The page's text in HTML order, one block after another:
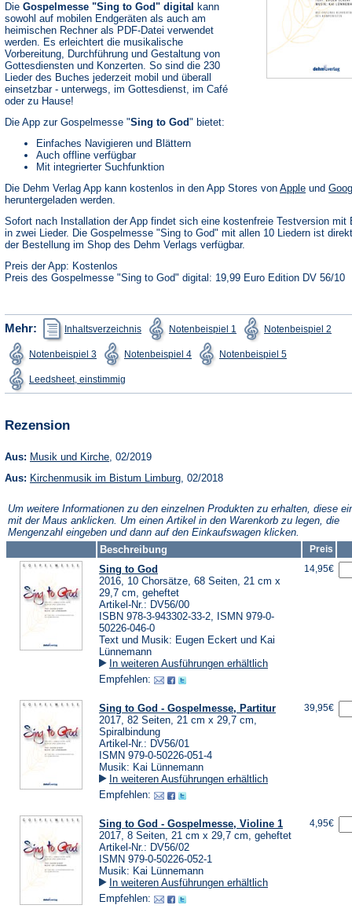
Die Gospelmesse "Sing to God" digital kann
sowohl auf mobilen Endgeräten als auch am
heimischen Rechner als PDF-Datei verwendet
werden. Es erleichtert die musikalische
Vorbereitung, Durchführung und Gestaltung von
Gottesdiensten und Konzerten. So sind die 230
Lieder des Buches jederzeit mobil und überall
einsetzbar - unterwegs, im Gottesdienst, im Café
oder zu Hause!
Die App zur Gospelmesse "Sing to God" bietet:
Einfaches Navigieren und Blättern
Auch offline verfügbar
Mit integrierter Suchfunktion
Die Dehm Verlag App kann kostenlos in den App Stores von Apple(Öffnet
neuen
Tab)
und
heruntergeladen werden.
Sofort nach Installation der App findet sich eine kostenfreie Testversion mit
in zwei Lieder. Die Gospelmesse "Sing to God" mit allen 10 Liedern ist
der Bestellung im Shop des Dehm Verlags verfügbar.
Preis der App: Kostenlos
Preis des Gospelmesse "Sing to God" digital: 19,99 Euro Edition DV 56/10
Mehr: Inhaltsverzeichnis
(Öffnet
in
einem
neuen
Notenbeispiel 1
(Öffnet
in
einem
neuen
Notenbeispiel 2in
Notenbeispiel 3
(Öffnet
in
einem
neuen
Tab)
Notenbeispiel 4
(Öffnet
in
einem
Tab)
Notenbeispiel 5in
Tab)
Leedsheet, einstimmig
einem
Rezension
Aus: Musik und Kirche(Öffnet
einem
, 02/2019
Aus: Kirchenmusik im Bistum Limburg(Öffnet
neuen
Tab)
, 02/2018
Um weitere Informationen zu den einzelnen Produkten zu erhalten, diese
mit der Maus anklicken. Um einen Artikel in den Warenkorb zu legen, die
Mengenzahl eingeben und dann auf den Einkaufswagen klicken.
Beschreibung
Preis
Sing to God
2016, 10 Chorsätze, 68 Seiten, 21 cm x
29,7 cm, geheftet
Artikel-Nr.: DV56/00
ISBN 978-3-943302-33-2, ISMN 979-0-
50226-046-0
Text und Musik: Eugen Eckert und Kai
Lünnemann
In weiteren Ausführungen erhältlich
Empfehlen:
14,95€
Sing to God - Gospelmesse, Partitur
2017, 82 Seiten, 21 cm x 29,7 cm,
Spiralbindung
Artikel-Nr.: DV56/01
ISMN 979-0-50226-051-4
Musik: Kai Lünnemann
In weiteren Ausführungen erhältlich
Empfehlen:
39,95€
Sing to God - Gospelmesse, Violine 1
2017, 8 Seiten, 21 cm x 29,7 cm, geheftet
Artikel-Nr.: DV56/02
ISMN 979-0-50226-052-1
Musik: Kai Lünnemann
In weiteren Ausführungen erhältlich
Empfehlen:
4,95€